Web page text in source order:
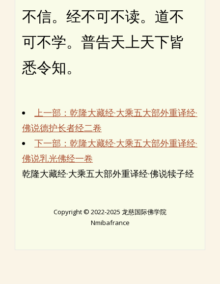
不信。经不可不读。道不
可不学。普告天上天下皆
悉令知。
上一部：乾隆大藏经·大乘五大部外重译经·
佛说德护长者经二卷
下一部：乾隆大藏经·大乘五大部外重译经·
佛说乳光佛经一卷
乾隆大藏经·大乘五大部外重译经·佛说犊子经
Copyright © 2022-2025 龙慈国际佛学院
Nmibafrance